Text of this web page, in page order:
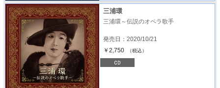
三浦環
三浦環～伝説のオペラ歌手
発売日：2020/10/21
￥2,750
（税込）